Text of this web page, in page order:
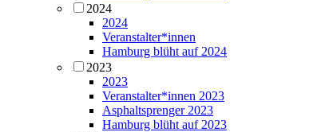
2024
2024
Veranstalter*innen
Hamburg blüht auf 2024
2023
2023
Veranstalter*innen 2023
Asphaltsprenger 2023
Hamburg blüht auf 2023